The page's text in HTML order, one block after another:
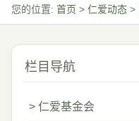
您的位置: 首页 > 仁爱动态 >
栏目导航
> 仁爱基金会